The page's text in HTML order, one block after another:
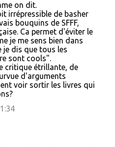
on dit.
irrépressible de basher
bouquins de SFFF,
Ca permet d'éviter le
je me sens bien dans
dis que tous les
sont cools".
critique étrillante, de
d'arguments
voir sortir les livres qui